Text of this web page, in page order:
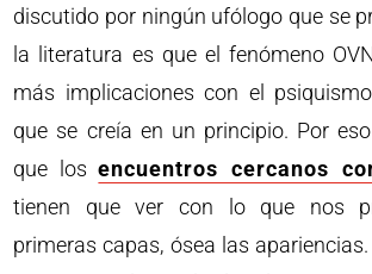
discutido por ningún ufólogo que se
la literatura es que el fenómeno
más implicaciones con el
que se creía en un principio. Por
que losencuentros cercanos
tienen que ver con lo que nos
primeras capas, ósea las